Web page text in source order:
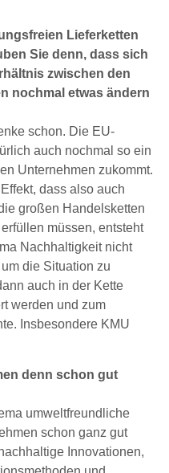
Lieferketten
Sie denn, dass sich
zwischen den
nochmal etwas ändern
schon. Die EU-
auch nochmal so ein
Unternehmen zukommt.
dass also auch
großen Handelsketten
müssen, entsteht
Nachhaltigkeit nicht
die Situation zu
auch in der Kette
werden und zum
Insbesondere KMU
denn schon gut
umweltfreundliche
schon ganz gut
Innovationen,